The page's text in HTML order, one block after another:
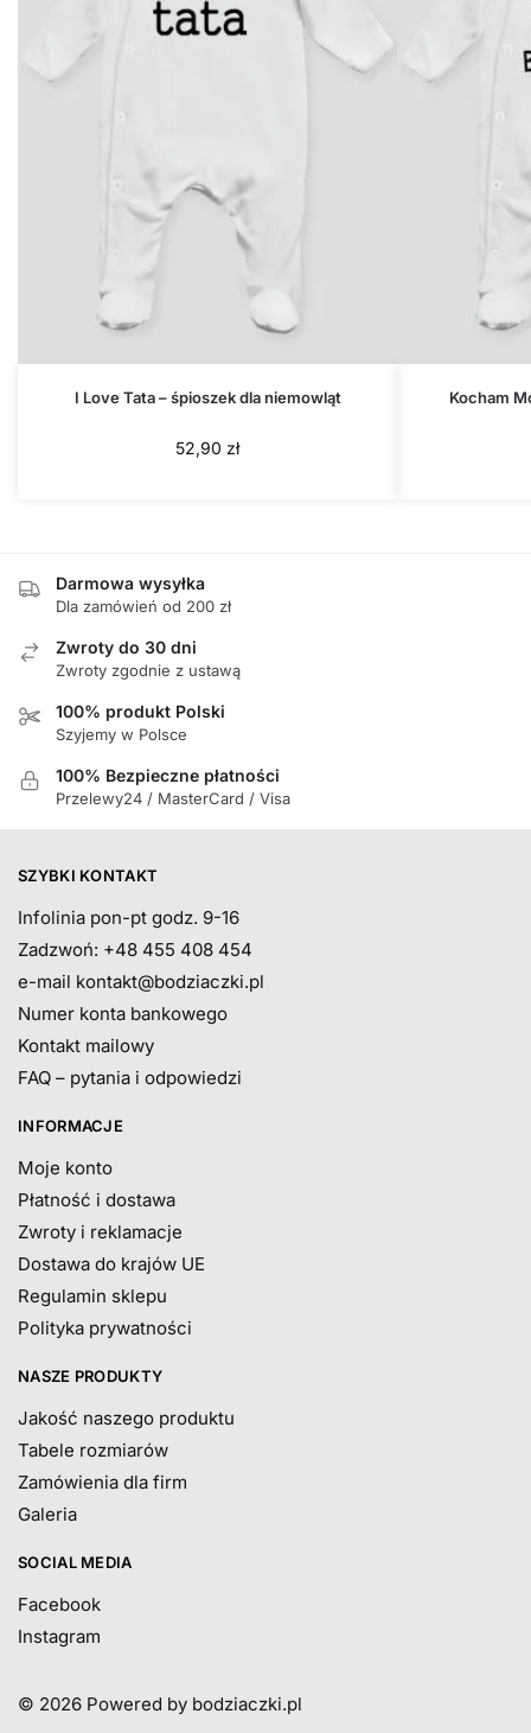
I Love Tata – śpioszek dla niemowląt
52,90 zł
Kocham
Darmowa wysyłka
Dla zamówień od 200 zł
Zwroty do 30 dni
Zwroty zgodnie z ustawą
100% produkt Polski
Szyjemy w Polsce
100% Bezpieczne płatności
Przelewy24 / MasterCard / Visa
SZYBKI KONTAKT
Infolinia pon-pt godz. 9-16
Zadzwoń: +48 455 408 454
e-mail kontakt@bodziaczki.pl
Numer konta bankowego
Kontakt mailowy
FAQ – pytania i odpowiedzi
INFORMACJE
Moje konto
Płatność i dostawa
Zwroty i reklamacje
Dostawa do krajów UE
Regulamin sklepu
Polityka prywatności
NASZE PRODUKTY
Jakość naszego produktu
Tabele rozmiarów
Zamówienia dla firm
Galeria
SOCIAL MEDIA
Facebook
Instagram
© 2026 Powered by bodziaczki.pl